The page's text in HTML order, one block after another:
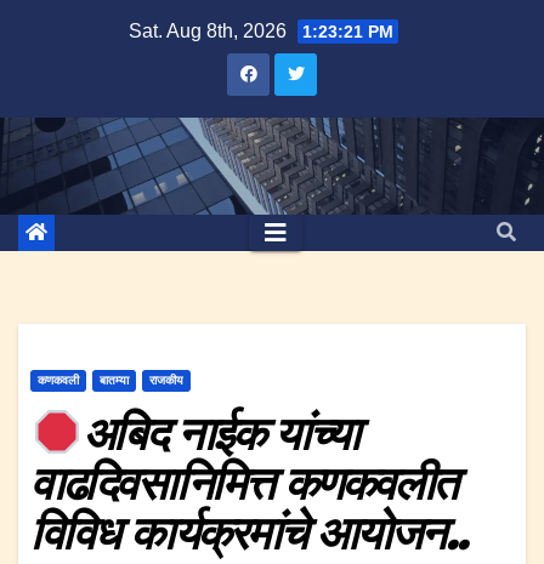
Sat. Aug 8th, 2026 1:23:21 PM
कणकवली बातम्या राजकीय
अबिद नाईक यांच्या
वाढदिवसानिमित्त कणकवलीत
विविध कार्यक्रमांचे आयोजन..